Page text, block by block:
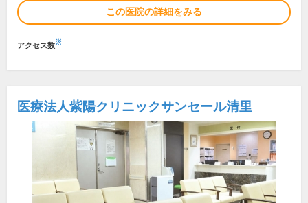
この医院の詳細をみる
アクセス数※
医療法人紫陽クリニックサンセール清里